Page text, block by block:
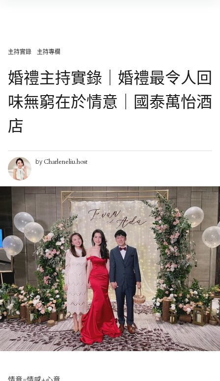
主持實錄 主持專欄
婚禮主持實錄｜婚禮最令人回
味無窮在於情意｜國泰萬怡酒
店
by Charleneliu.host